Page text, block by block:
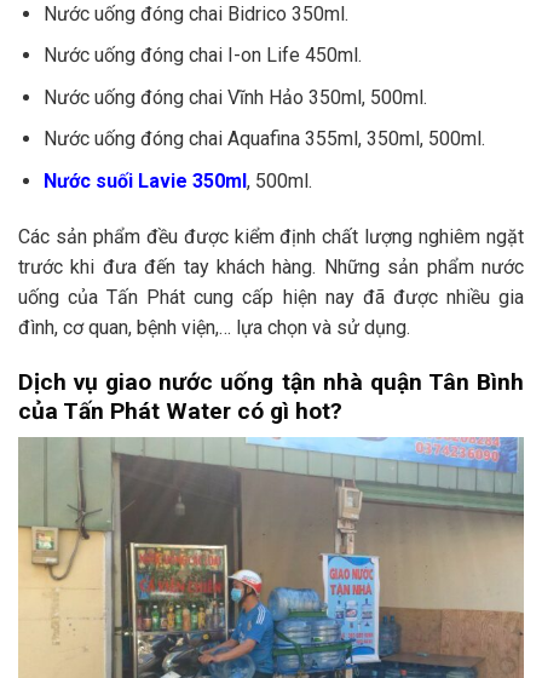
Nước uống đóng chai Bidrico 350ml.
Nước uống đóng chai I-on Life 450ml.
Nước uống đóng chai Vĩnh Hảo 350ml, 500ml.
Nước uống đóng chai Aquafina 355ml, 350ml, 500ml.
Nước suối Lavie 350ml, 500ml.
Các sản phẩm đều được kiểm định chất lượng nghiêm ngặt
trước khi đưa đến tay khách hàng. Những sản phẩm nước
uống của Tấn Phát cung cấp hiện nay đã được nhiều gia
đình, cơ quan, bệnh viện,… lựa chọn và sử dụng.
Dịch vụ giao nước uống tận nhà quận Tân Bình
của Tấn Phát Water có gì hot?